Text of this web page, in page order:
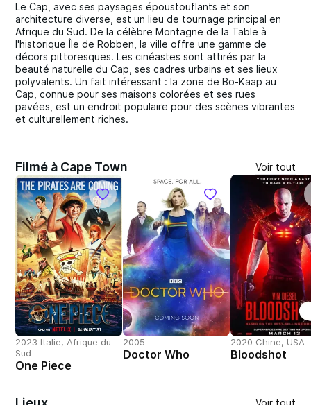
Le Cap, avec ses paysages époustouflants et son
architecture diverse, est un lieu de tournage principal en
Afrique du Sud. De la célèbre Montagne de la Table à
l'historique Île de Robben, la ville offre une gamme de
décors pittoresques. Les cinéastes sont attirés par la
beauté naturelle du Cap, ses cadres urbains et ses lieux
polyvalents. Un fait intéressant : la zone de Bo-Kaap au
Cap, connue pour ses maisons colorées et ses rues
pavées, est un endroit populaire pour des scènes vibrantes
et culturellement riches.
Filmé à Cape Town Voir tout
2023 Italie, Afrique du
Sud
One Piece
2005
Doctor Who
2020 Chine, USA
Bloodshot
Voir tout